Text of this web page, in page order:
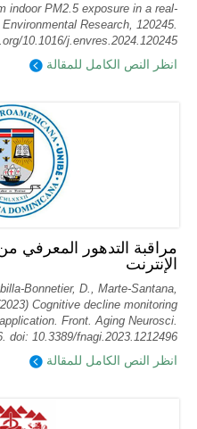
indoor PM2.5 exposure in a real-
Research, 120245.
10.1016/j.envres.2024.120245
انظر النص الكامل للمقالة
مراقبة التدهور المعرفي
الإنترنت
Bonnetier, D., Marte-Santana,
Cognitive decline monitoring
Front. Aging Neurosci.
doi: 10.3389/fnagi.2023.1212496
انظر النص الكامل للمقالة